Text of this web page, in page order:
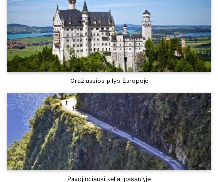
Gražiausios pilys Europoje
Pavojingiausi keliai pasaulyje